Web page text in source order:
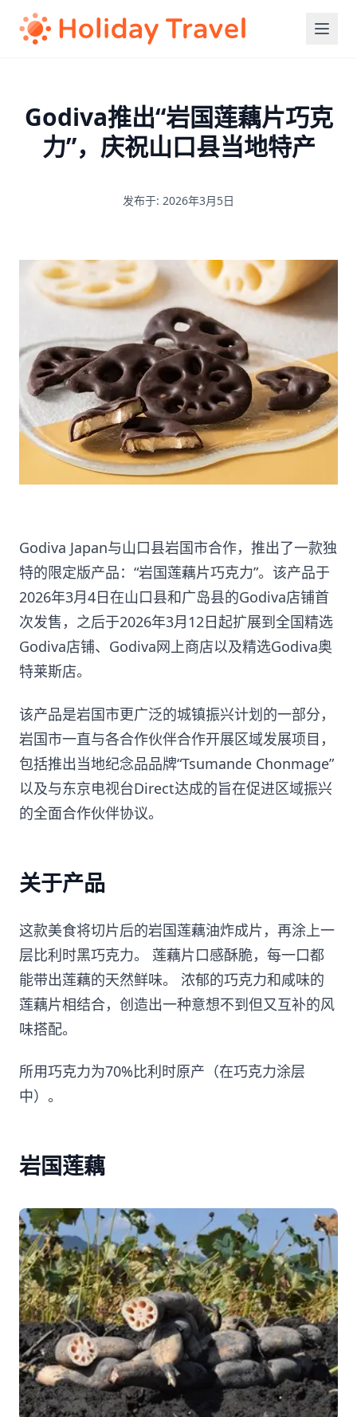
Godiva推出“岩国莲藕片巧克
力”，庆祝山口县当地特产
发布于: 2026年3月5日
Godiva Japan与山口县岩国市合作，推出了一款独
特的限定版产品：“岩国莲藕片巧克力”。该产品于
2026年3月4日在山口县和广岛县的Godiva店铺首
次发售，之后于2026年3月12日起扩展到全国精选
Godiva店铺、Godiva网上商店以及精选Godiva奥
特莱斯店。
该产品是岩国市更广泛的城镇振兴计划的一部分，
岩国市一直与各合作伙伴合作开展区域发展项目，
包括推出当地纪念品品牌“Tsumande Chonmage”
以及与东京电视台Direct达成的旨在促进区域振兴
的全面合作伙伴协议。
关于产品
这款美食将切片后的岩国莲藕油炸成片，再涂上一
层比利时黑巧克力。 莲藕片口感酥脆，每一口都
能带出莲藕的天然鲜味。 浓郁的巧克力和咸味的
莲藕片相结合，创造出一种意想不到但又互补的风
味搭配。
所用巧克力为70%比利时原产（在巧克力涂层
中）。
岩国莲藕